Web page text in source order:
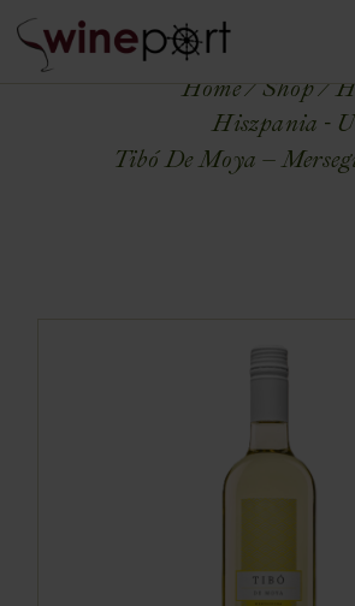
Home Shop
Hiszpania -
Tibó De Moya –